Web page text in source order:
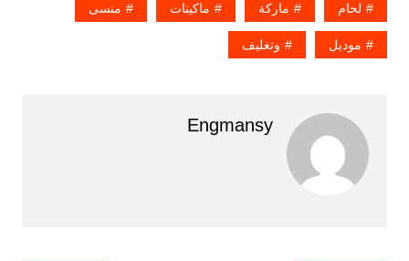
لحام ماركة ماكينات منسى
موديل وتغليف
Engmansy